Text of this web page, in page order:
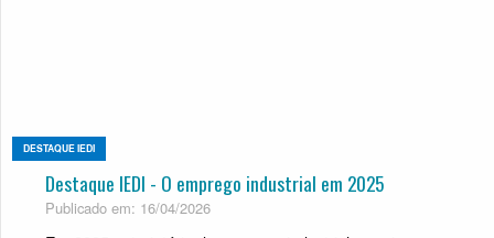
DESTAQUE IEDI
Destaque IEDI - O emprego industrial em 2025
Publicado em: 16/04/2026